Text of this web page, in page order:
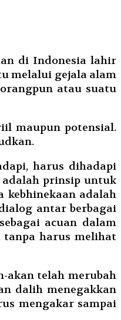
di Indonesia lahir
melalui gejala alam
atau suatu
maupun potensial.
harus dihadapi
adalah prinsip untuk
kebhinekaan adalah
antar berbagai
acuan dalam
tanpa harus melihat
akan telah merubah
dalih menegakkan
mengakar sampai